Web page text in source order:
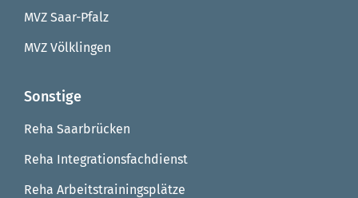
MVZ Saar-Pfalz
MVZ Völklingen
Sonstige
Reha Saarbrücken
Reha Integrationsfachdienst
Reha Arbeitstrainingsplätze